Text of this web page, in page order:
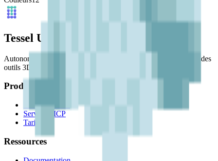
Tessel Units
Autonomiser la prochaine génération d'artistes numériques avec des
outils 3D faciles à utiliser.
Produit
Fonctionnalités
Serveur MCP
Tarifs
Ressources